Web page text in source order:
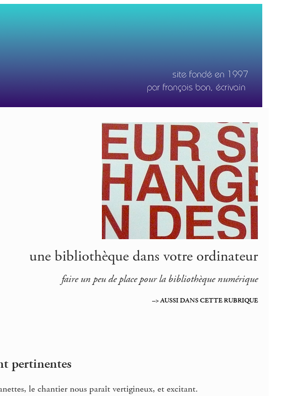
une bibliothèque dans votre ordinateur
faire un peu de place pour la bibliothèque numérique
–> AUSSI DANS CETTE RUBRIQUE
pertinentes
le chantier nous paraît vertigineux, et excitant.